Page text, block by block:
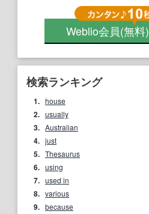
Weblio会員(無料)
検索ランキング
1. house
2. usually
3. Australian
4. just
5. Thesaurus
6. using
7. used in
8. various
9. because